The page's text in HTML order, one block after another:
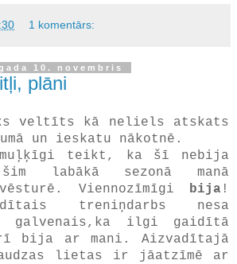
1 komentārs:
10. novembris
plāni
veltīts kā neliels atskats
un ieskatu nākotnē.
muļķīgi teikt, ka šī nebija
labākā sezonā manā
Viennozīmīgi
bija !
treniņdarbs nesa
galvenais,ka ilgi gaidītā
bija ar mani. Aizvadītajā
lietas ir jāatzīmē ar